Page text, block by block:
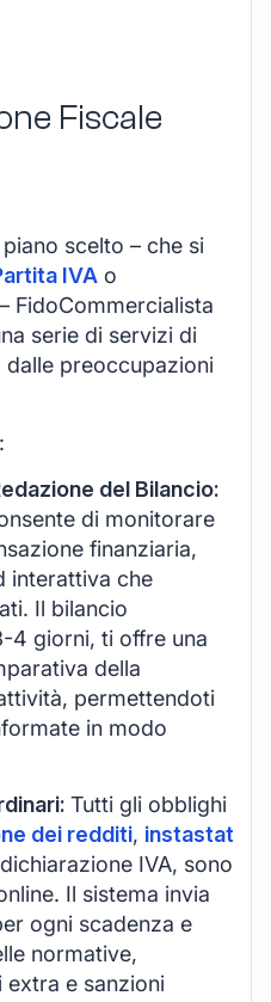
Fiscale
scelto – che si
IVA o
FidoCommercialista
serie di servizi di
dalle preoccupazioni
del Bilancio:
di monitorare
finanziaria,
interattiva che
Il bilancio
4 giorni, ti offre una
della
permettendoti
in modo
Tutti gli obblighi
dei redditi, instastat
IVA, sono
Il sistema invia
ogni scadenza e
normative,
e sanzioni